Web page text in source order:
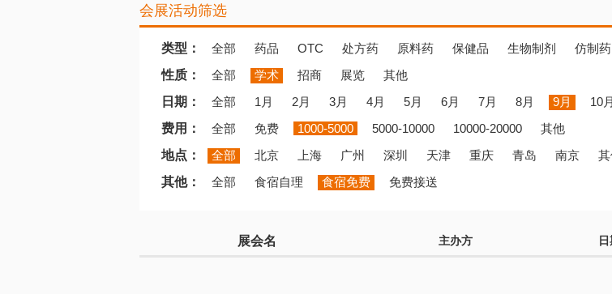
会展活动筛选
类型： 全部 药品 OTC 处方药 原料药 保健品 生物制剂 仿制药
性质：
全部 学术 招商 展览
其他
日期：
全部 1月 2月 3月 4月 5月 6月 7月 8月 9月 10月
费用：
全部 免费 1000-5000 5000-10000 10000-20000
其他
地点：
全部 北京 上海 广州 深圳 天津 重庆 青岛 南京
其他：
全部 食宿自理 食宿免费 免费接送
展会名 主办方 日